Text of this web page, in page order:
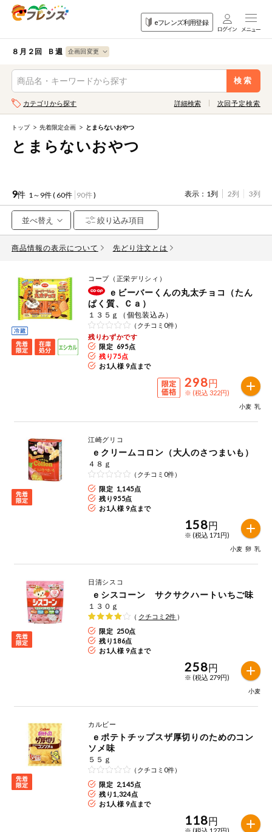
eフレンズ利用登録
ログイン
生協加入はこちら
先着限定
注文番号注文
お気に入り注文
注文履歴注文
WEBカタログ
人気カテゴリ
食品から探す
家庭用品から探す
毎週自動お届け商品
毎週自動お届け商品を確認する
毎週自動お届け商品を修正する
いつでも注文（毎週企画）
専門ショップサイト
コープしがのサービス
コープしがの情報サイト
８月２回 Ｂ週
検索
食品
から探す
目的
から探す
果物
野菜
肉・ハム・ソ
ーセージ
魚介・加工品
卵・牛乳・乳
製品
パン・ジャム
豆腐・納豆・
こんにゃく
冷蔵おかず
冷凍食品
麺類
乾物・粉類
レトルト・缶
詰・瓶詰
おやつ
飲料
酒・ノンアル
コール
ーパー
衛生・生理用
品
キッチン用品
果物すべて
カテゴリから探す 詳細検索
検索条件を指定してください。全項目に条件を指定しなくて
も検索できます。
キーワード
キーワードをすべて含む
メーカー名
特価情報
特定原材料と特定原材料に準ずるものが含まれていない商品
特定原材料
小麦 そば 卵
えび かに
いくら オレンジ カシューナッツ
キウイフルーツ 牛肉
大豆
マカダミアナッツ
りんご
アレルゲン情報は、商品企画時の情報のため、ご使用前には
必ず商品パッケージの表示をご確認ください。
特定原材料に準ずるものは、お取引先から情報提供のあった
次回予定検索
トップ 先着限定企画 とまらないおやつ
とまらないおやつ
9件 1～9件 ( 60件 90件) 表示： 1列 2列 3列
商品情報の表示について 先どり注文とは
コープ（正栄デリシィ）
ぱく質、Ｃａ）
１３５ｇ（個包装込み）
（クチコミ0件）
残りわずかです
限定 695点
残り75点
お1人様 9点まで
298円
※ (税込 322円)
小麦 乳
江崎グリコ
ｅクリームコロン（大人のさつまいも）
４８ｇ
（クチコミ0件）
限定 1,145点
残り 955点
お1人様 9点まで
158円
※ (税込 171円)
小麦 卵 乳
日清シスコ
ｅシスコーン サクサクハートいちご味
１３０ｇ
（ クチコミ 2件 ）
限定 250点
残り186点
お1人様 9点まで
258円
※ (税込 279円)
小麦
カルビー
ソメ味
５５ｇ
（クチコミ0件）
限定 2,145点
残り1,324点
お1人様 9点まで
118円